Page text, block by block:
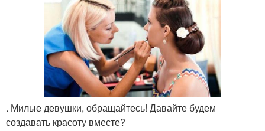
. Милые девушки, обращайтесь! Давайте будем
создавать красоту вместе?